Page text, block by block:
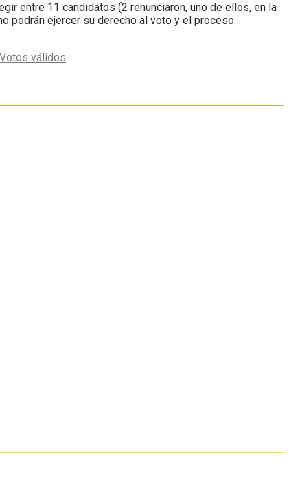
entre 11 candidatos (2 renunciaron, uno de ellos, en la
podrán ejercer su derecho al voto y el proceso…
Votos válidos